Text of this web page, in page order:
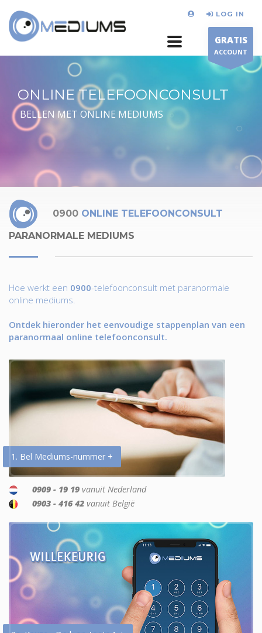
LOG IN
GRATIS
ACCOUNT
ONLINE TELEFOONCONSULT
BELLEN MET ONLINE MEDIUMS
0900 ONLINE TELEFOONCONSULT
PARANORMALE MEDIUMS
Hoe werkt een 0900-telefoonconsult met paranormale
online mediums.
Ontdek hieronder het eenvoudige stappenplan van een
paranormaal online telefoonconsult.
1. Bel Mediums-nummer +
0909 - 19 19 vanuit Nederland
0903 - 416 42 vanuit België